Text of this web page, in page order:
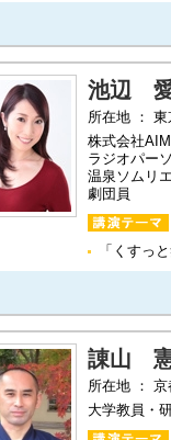
池辺
所在地 ：
株式会社
ラジオパー
温泉ソムリ
劇団員
「くすっ
諌山
所在地 ：
大学教員・